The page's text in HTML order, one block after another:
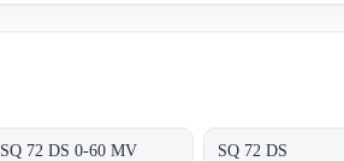
SQ 72 DS 0-60 MV SQ 72 DS